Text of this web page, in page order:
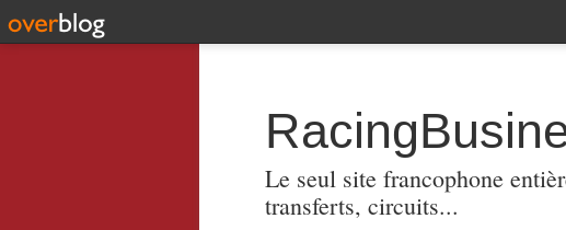
Le seul site francophone
transferts, circuits...